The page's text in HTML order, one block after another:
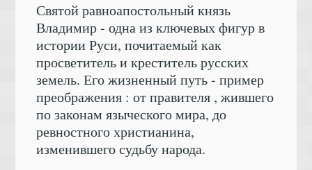
Святой равноапостольный князь
Владимир - одна из ключевых фигур в
истории Руси, почитаемый как
просветитель и креститель русских
земель. Его жизненный путь - пример
преображения : от правителя , жившего
по законам языческого мира, до
ревностного христианина,
изменившего судьбу народа.